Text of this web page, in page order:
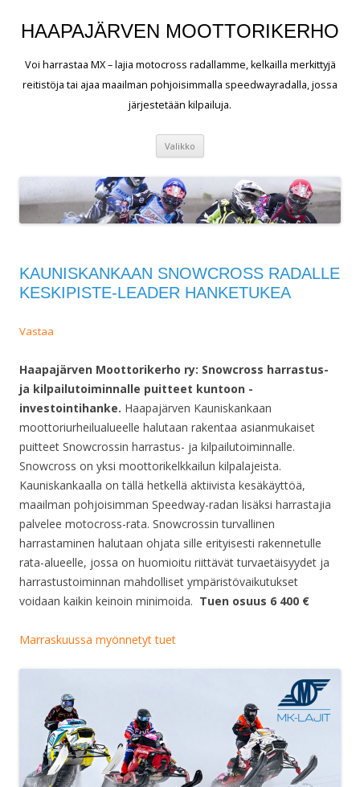
HAAPAJÄRVEN MOOTTORIKERHO
Voi harrastaa MX – lajia motocross radallamme, kelkailla merkittyjä
reitistöja tai ajaa maailman pohjoisimmalla speedwayradalla, jossa
järjestetään kilpailuja.
Valikko
KAUNISKANKAAN SNOWCROSS RADALLE
KESKIPISTE-LEADER HANKETUKEA
Vastaa
Haapajärven Moottorikerho ry: Snowcross harrastus-
ja kilpailutoiminnalle puitteet kuntoon -
investointihanke. Haapajärven Kauniskankaan
moottoriurheilualueelle halutaan rakentaa asianmukaiset
puitteet Snowcrossin harrastus- ja kilpailutoiminnalle.
Snowcross on yksi moottorikelkkailun kilpalajeista.
Kauniskankaalla on tällä hetkellä aktiivista kesäkäyttöä,
maailman pohjoisimman Speedway-radan lisäksi harrastajia
palvelee motocross-rata. Snowcrossin turvallinen
harrastaminen halutaan ohjata sille erityisesti rakennetulle
rata-alueelle, jossa on huomioitu riittävät turvaetäisyydet ja
harrastustoiminnan mahdolliset ympäristövaikutukset
voidaan kaikin keinoin minimoida. Tuen osuus 6 400 €
Marraskuussa myönnetyt tuet